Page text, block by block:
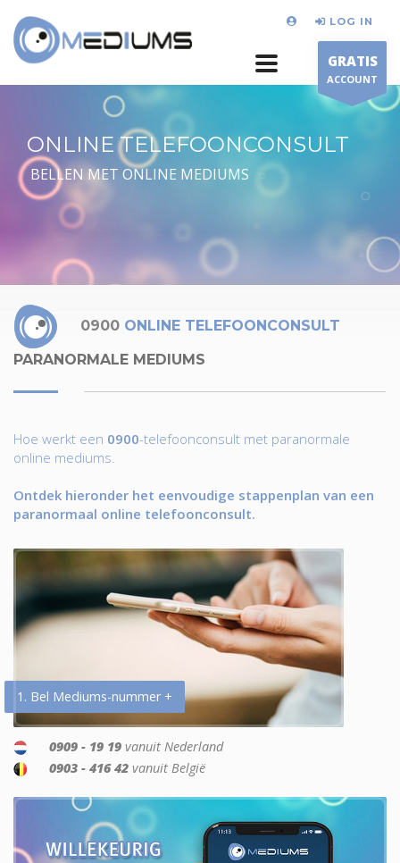
LOG IN
GRATIS
ACCOUNT
ONLINE TELEFOONCONSULT
BELLEN MET ONLINE MEDIUMS
0900 ONLINE TELEFOONCONSULT
PARANORMALE MEDIUMS
Hoe werkt een 0900-telefoonconsult met paranormale
online mediums.
Ontdek hieronder het eenvoudige stappenplan van een
paranormaal online telefoonconsult.
1. Bel Mediums-nummer +
0909 - 19 19 vanuit Nederland
0903 - 416 42 vanuit België